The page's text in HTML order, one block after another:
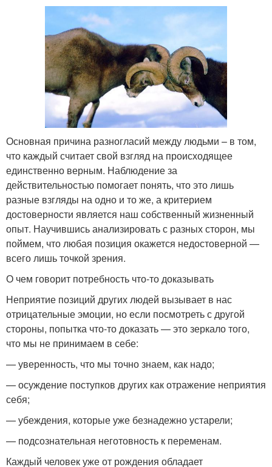
Основная причина разногласий между людьми – в том,
что каждый считает свой взгляд на происходящее
единственно верным. Наблюдение за
действительностью помогает понять, что это лишь
разные взгляды на одно и то же, а критерием
достоверности является наш собственный жизненный
опыт. Научившись анализировать с разных сторон, мы
поймем, что любая позиция окажется недостоверной —
всего лишь точкой зрения.
О чем говорит потребность что-то доказывать
Неприятие позиций других людей вызывает в нас
отрицательные эмоции, но если посмотреть с другой
стороны, попытка что-то доказать — это зеркало того,
что мы не принимаем в себе:
— уверенность, что мы точно знаем, как надо;
— осуждение поступков других как отражение неприятия
себя;
— убеждения, которые уже безнадежно устарели;
— подсознательная неготовность к переменам.
Каждый человек уже от рождения обладает